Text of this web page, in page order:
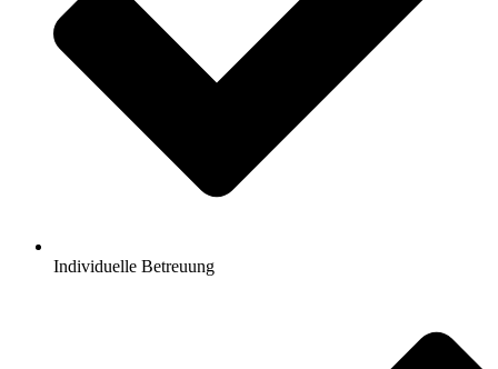
Individuelle Betreuung